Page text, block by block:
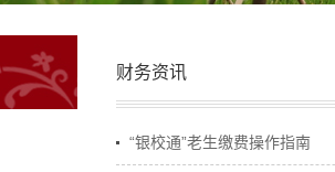
财务资讯
“银校通”老生缴费操作指南